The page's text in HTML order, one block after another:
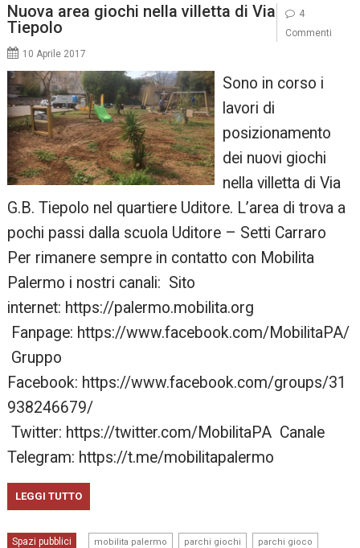
Nuova area giochi nella villetta di Via
Tiepolo
10 Aprile 2017
Sono in corso i
lavori di
posizionamento
dei nuovi giochi
nella villetta di Via
G.B. Tiepolo nel quartiere Uditore. L’area di trova a
pochi passi dalla scuola Uditore – Setti Carraro
Per rimanere sempre in contatto con Mobilita
Palermo i nostri canali: Sito
internet: https://palermo.mobilita.org
Fanpage: https://www.facebook.com/MobilitaPA/
Gruppo
Facebook: https://www.facebook.com/groups/31
938246679/
Twitter: https://twitter.com/MobilitaPA Canale
Telegram: https://t.me/mobilitapalermo
LEGGI TUTTO
Spazi pubblici mobilita palermo parchi giochi parchi gioco
4
Commenti